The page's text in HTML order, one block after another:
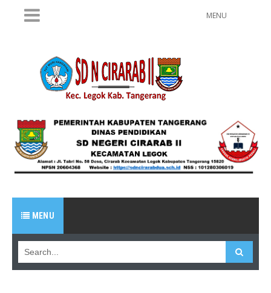
MENU
MENU